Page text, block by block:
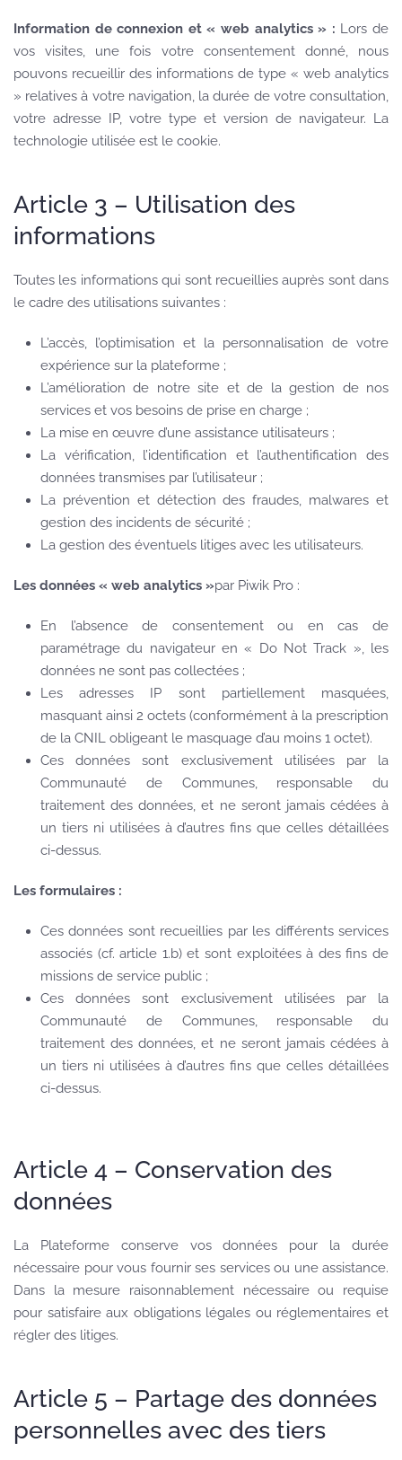
Information de connexion et « web analytics » : Lors de
vos visites, une fois votre consentement donné, nous
pouvons recueillir des informations de type « web analytics
» relatives à votre navigation, la durée de votre consultation,
votre adresse IP, votre type et version de navigateur. La
technologie utilisée est le cookie.
Article 3 – Utilisation des
informations
Toutes les informations qui sont recueillies auprès sont dans
le cadre des utilisations suivantes :
L’accès, l’optimisation et la personnalisation de votre
expérience sur la plateforme ;
L’amélioration de notre site et de la gestion de nos
services et vos besoins de prise en charge ;
La mise en œuvre d’une assistance utilisateurs ;
La vérification, l’identification et l’authentification des
données transmises par l’utilisateur ;
La prévention et détection des fraudes, malwares et
gestion des incidents de sécurité ;
La gestion des éventuels litiges avec les utilisateurs.
Les données « web analytics »par Piwik Pro :
En l’absence de consentement ou en cas de
paramétrage du navigateur en « Do Not Track », les
données ne sont pas collectées ;
Les adresses IP sont partiellement masquées,
masquant ainsi 2 octets (conformément à la prescription
de la CNIL obligeant le masquage d’au moins 1 octet).
Ces données sont exclusivement utilisées par la
Communauté de Communes, responsable du
traitement des données, et ne seront jamais cédées à
un tiers ni utilisées à d’autres fins que celles détaillées
ci-dessus.
Les formulaires :
Ces données sont recueillies par les différents services
associés (cf. article 1.b) et sont exploitées à des fins de
missions de service public ;
Ces données sont exclusivement utilisées par la
Communauté de Communes, responsable du
traitement des données, et ne seront jamais cédées à
un tiers ni utilisées à d’autres fins que celles détaillées
ci-dessus.
Article 4 – Conservation des
données
La Plateforme conserve vos données pour la durée
nécessaire pour vous fournir ses services ou une assistance.
Dans la mesure raisonnablement nécessaire ou requise
pour satisfaire aux obligations légales ou réglementaires et
régler des litiges.
Article 5 – Partage des données
personnelles avec des tiers